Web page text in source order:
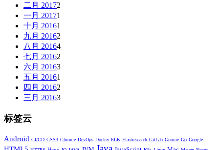
二月 20172
一月 20171
十月 20161
九月 20162
八月 20164
七月 20162
六月 20163
五月 20161
四月 20162
三月 20163
标签云
Android CI/CD CSS3 Chrome DevOps Docker ELK Elasticsearch GitLab Gnome Go Google